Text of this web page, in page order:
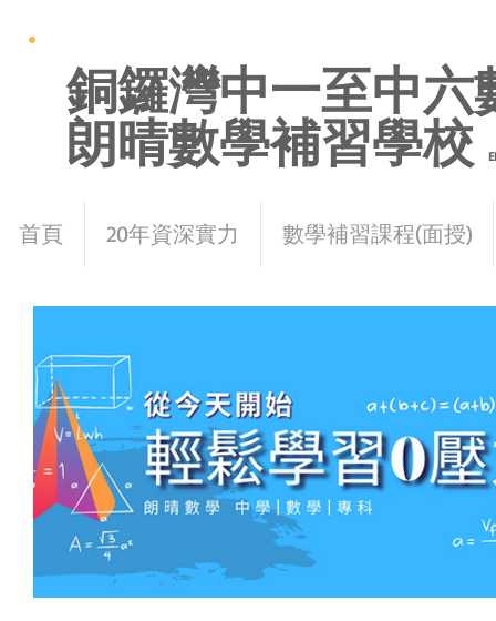
銅鑼灣中一至中六
朗晴數學補習學校
首頁 20年資深實力 數學補習課程(面授)